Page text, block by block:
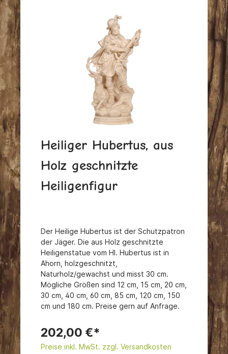
Heiliger Hubertus, aus
Holz geschnitzte
Heiligenfigur
Der Heilige Hubertus ist der Schutzpatron
der Jäger. Die aus Holz geschnitzte
Heiligenstatue vom Hl. Hubertus ist in
Ahorn, holzgeschnitzt,
Naturholz/gewachst und misst 30 cm.
Mögliche Größen sind 12 cm, 15 cm, 20 cm,
30 cm, 40 cm, 60 cm, 85 cm, 120 cm, 150
cm und 180 cm. Preise gern auf Anfrage.
202,00 €*
Preise inkl. MwSt. zzgl. Versandkosten